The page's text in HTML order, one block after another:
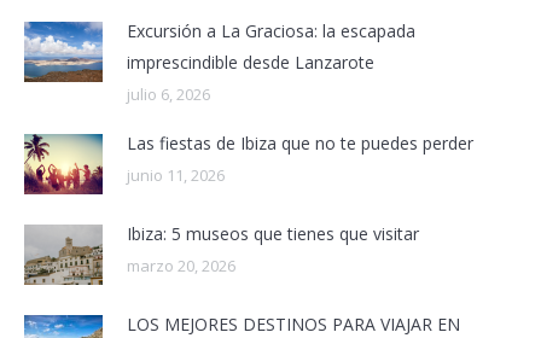
Excursión a La Graciosa: la escapada
imprescindible desde Lanzarote
julio 6, 2026
Las fiestas de Ibiza que no te puedes perder
junio 11, 2026
Ibiza: 5 museos que tienes que visitar
marzo 20, 2026
LOS MEJORES DESTINOS PARA VIAJAR EN